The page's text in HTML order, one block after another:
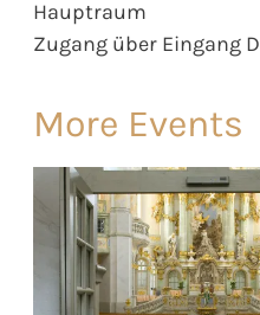
Hauptraum
Zugang über Eingang D
More Events